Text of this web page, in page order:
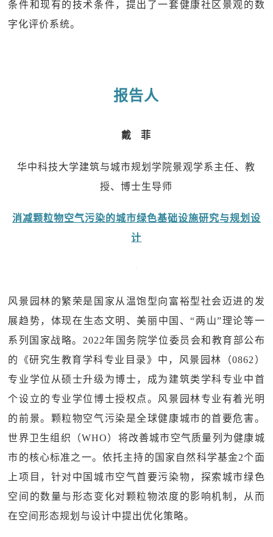
条件和现有的技术条件，提出了一套健康社区景观的数
字化评价系统。
报告人
戴 菲
华中科技大学建筑与城市规划学院景观学系主任、教
授、博士生导师
消减颗粒物空气污染的城市绿色基础设施研究与规划设
计
风景园林的繁荣是国家从温饱型向富裕型社会迈进的发
展趋势，体现在生态文明、美丽中国、“两山”理论等一
系列国家战略。2022年国务院学位委员会和教育部公布
的《研究生教育学科专业目录》中，风景园林（0862）
专业学位从硕士升级为博士，成为建筑类学科专业中首
个设立的专业学位博士授权点。风景园林专业有着光明
的前景。颗粒物空气污染是全球健康城市的首要危害。
世界卫生组织（WHO）将改善城市空气质量列为健康城
市的核心标准之一。依托主持的国家自然科学基金2个面
上项目，针对中国城市空气首要污染物，探索城市绿色
空间的数量与形态变化对颗粒物浓度的影响机制，从而
在空间形态规划与设计中提出优化策略。